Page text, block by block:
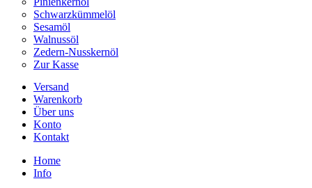
Schwarzkümmelöl
Sesamöl
Walnussöl
Zedern-Nusskernöl
Zur Kasse
Versand
Warenkorb
Über uns
Konto
Kontakt
Home
Info